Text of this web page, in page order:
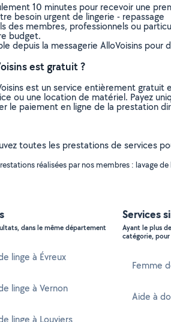
10 minutes pour recevoir une
besoin urgent de lingerie - repassage
des membres, professionnels ou
budget.
depuis la messagerie AlloVoisins
est gratuit ?
est un service entièrement gratuit
ou une location de matériel. Payez
le paiement en ligne de la prestation
toutes les prestations de services
réalisées par nos membres : lavage
dans le même département
linge à Évreux
linge à Vernon
linge à Louviers
Services
Ayant le plus
catégorie,
Femme
Aide à